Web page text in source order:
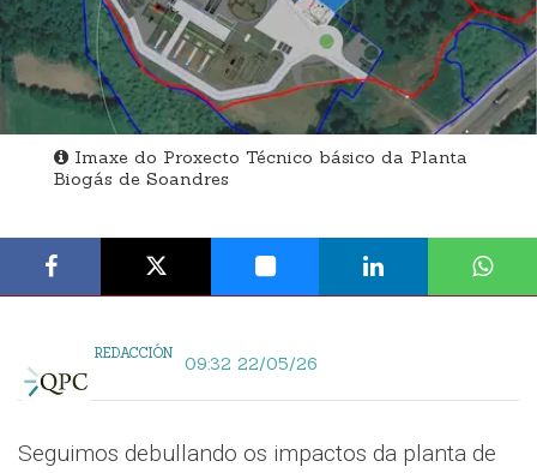
Imaxe do Proxecto Técnico básico da Planta
Biogás de Soandres
REDACCIÓN 09:32 22/05/26
Seguimos debullando os impactos da planta de